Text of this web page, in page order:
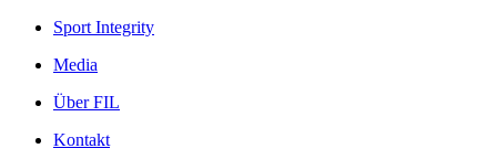
Sport Integrity
Media
Über FIL
Kontakt